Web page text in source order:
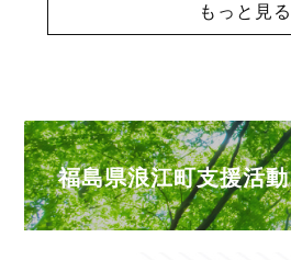
もっと見る
福島県浪江町支援活動